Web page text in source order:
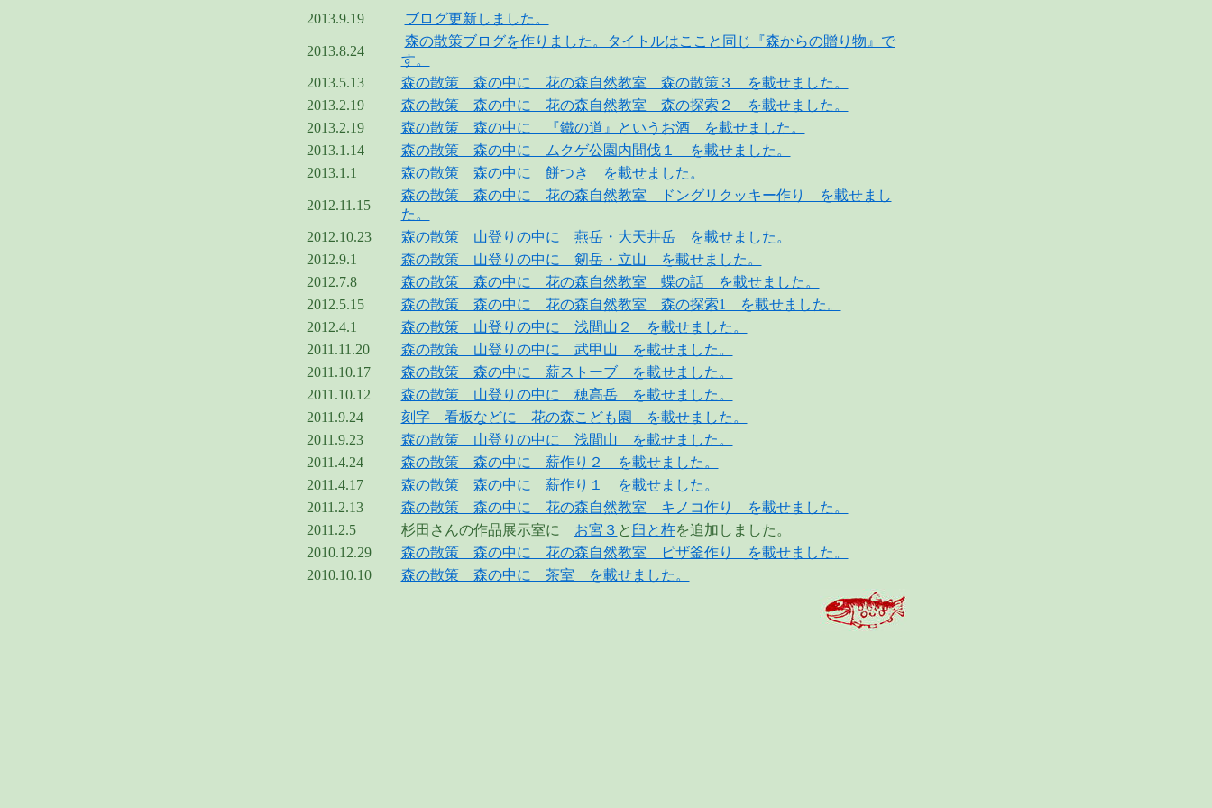
2013.9.19 ブログ更新しました。
2013.8.24
森の散策ブログを作りました。タイトルはここと同じ『森からの贈り物』で
す。
2013.5.13
森の散策 森の中に 花の森自然教室 森の散策３ を載せました。
2013.2.19
森の散策 森の中に 花の森自然教室 森の探索２ を載せました。
2013.2.19
森の散策 森の中に 『鐵の道』というお酒 を載せました。
2013.1.14
森の散策 森の中に ムクゲ公園内間伐１ を載せました。
2013.1.1
森の散策 森の中に 餅つき を載せました。
2012.11.15
森の散策 森の中に 花の森自然教室 ドングリクッキー作り を載せまし
た。
2012.10.23
森の散策 山登りの中に 燕岳・大天井岳 を載せました。
2012.9.1
森の散策 山登りの中に 剱岳・立山 を載せました。
2012.7.8
森の散策 森の中に 花の森自然教室 蝶の話 を載せました。
2012.5.15
森の散策 森の中に 花の森自然教室 森の探索1 を載せました。
2012.4.1
森の散策 山登りの中に 浅間山２ を載せました。
2011.11.20
森の散策 山登りの中に 武甲山 を載せました。
2011.10.17
森の散策 森の中に 薪ストーブ を載せました。
2011.10.12
森の散策 山登りの中に 穂高岳 を載せました。
2011.9.24
刻字 看板などに 花の森こども園 を載せました。
2011.9.23
森の散策 山登りの中に 浅間山 を載せました。
2011.4.24
森の散策 森の中に 薪作り２ を載せました。
2011.4.17
森の散策 森の中に 薪作り１ を載せました。
2011.2.13
森の散策 森の中に 花の森自然教室 キノコ作り を載せました。
2011.2.5
杉田さんの作品展示室に お宮３ と 臼と杵を追加しました。
2010.12.29
森の散策 森の中に 花の森自然教室 ピザ釜作り を載せました。
2010.10.10
森の散策 森の中に 茶室 を載せました。